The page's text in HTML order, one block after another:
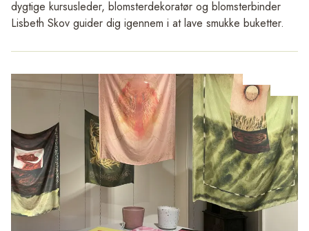
kræver særskilt entre.
https://www.herregaardenesdag.dk/programBillede:
Torben Petersen.
https://www.herregaardenesdag.dk/programhttps://
dygtige kursusleder, blomsterdekoratør og blomsterbinder
Lisbeth Skov guider dig igennem i at lave smukke buketter.
Vi mødes ved Portalen, den store indgangsportal ved
Praktisk information:Medbring selv beskærersaks, en
urtekniv, en ren spand til blomster samt vase til buketterne. I
løbet af arrangementet kan der købes te, kaffe, vand og
kage.
Tilmelding:
Tilmelding er nødvendig, da der er begrænset
pladser, via Haveselskabets hjemmesiden
https://haveselskabet.dk/sjaelland/afdelinger/naestved/lokale-
arrangementer/2026/august/blomsterbinding-v-lisbeth-skov/